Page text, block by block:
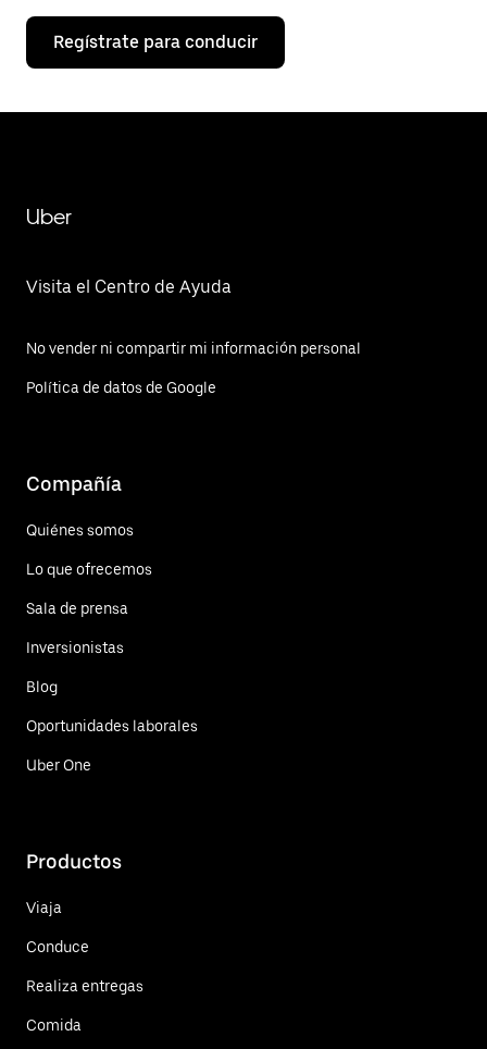
Regístrate para conducir
Uber
Visita el Centro de Ayuda
No vender ni compartir mi información personal
Política de datos de Google
Compañía
Quiénes somos
Lo que ofrecemos
Sala de prensa
Inversionistas
Blog
Oportunidades laborales
Uber One
Productos
Viaja
Conduce
Realiza entregas
Comida